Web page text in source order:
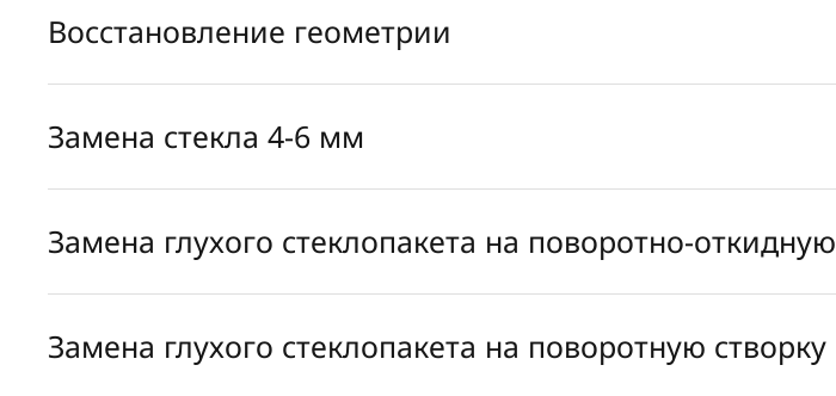
Восстановление геометрии
Замена стекла 4-6 мм
Замена глухого стеклопакета на поворотно-откидную
Замена глухого стеклопакета на поворотную створку